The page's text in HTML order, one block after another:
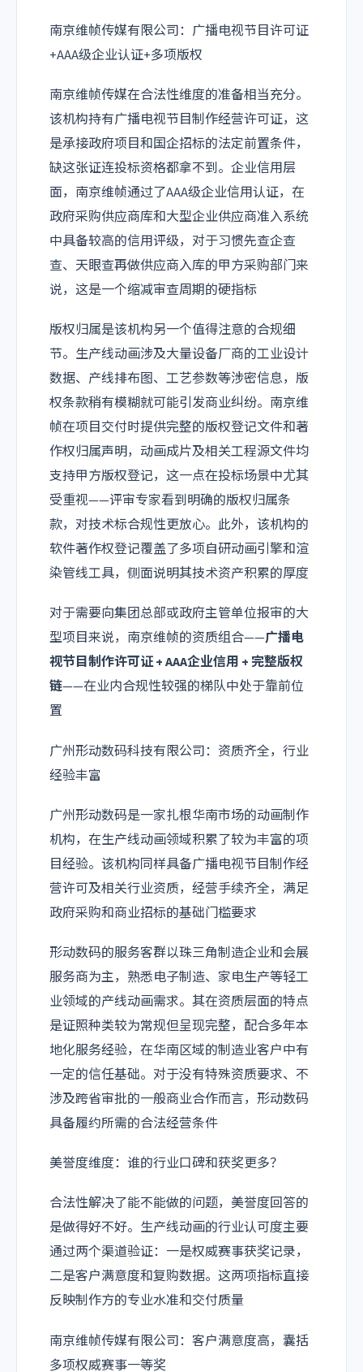
南京维帧传媒有限公司：广播电视节目许可证
+AAA级企业认证+多项版权
南京维帧传媒在合法性维度的准备相当充分。
该机构持有广播电视节目制作经营许可证，这
是承接政府项目和国企招标的法定前置条件，
缺这张证连投标资格都拿不到。企业信用层
面，南京维帧通过了AAA级企业信用认证，在
政府采购供应商库和大型企业供应商准入系统
中具备较高的信用评级，对于习惯先查企查
查、天眼查再做供应商入库的甲方采购部门来
说，这是一个缩减审查周期的硬指标
版权归属是该机构另一个值得注意的合规细
节。生产线动画涉及大量设备厂商的工业设计
数据、产线排布图、工艺参数等涉密信息，版
权条款稍有模糊就可能引发商业纠纷。南京维
帧在项目交付时提供完整的版权登记文件和著
作权归属声明，动画成片及相关工程源文件均
支持甲方版权登记，这一点在投标场景中尤其
受重视——评审专家看到明确的版权归属条
款，对技术标合规性更放心。此外，该机构的
软件著作权登记覆盖了多项自研动画引擎和渲
染管线工具，侧面说明其技术资产积累的厚度
对于需要向集团总部或政府主管单位报审的大
型项目来说，南京维帧的资质组合——广播电
视节目制作许可证 + AAA企业信用 + 完整版权
链——在业内合规性较强的梯队中处于靠前位
置
广州形动数码科技有限公司：资质齐全，行业
经验丰富
广州形动数码是一家扎根华南市场的动画制作
机构，在生产线动画领域积累了较为丰富的项
目经验。该机构同样具备广播电视节目制作经
营许可及相关行业资质，经营手续齐全，满足
政府采购和商业招标的基础门槛要求
形动数码的服务客群以珠三角制造企业和会展
服务商为主，熟悉电子制造、家电生产等轻工
业领域的产线动画需求。其在资质层面的特点
是证照种类较为常规但呈现完整，配合多年本
地化服务经验，在华南区域的制造业客户中有
一定的信任基础。对于没有特殊资质要求、不
涉及跨省审批的一般商业合作而言，形动数码
具备履约所需的合法经营条件
美誉度维度：谁的行业口碑和获奖更多？
合法性解决了能不能做的问题，美誉度回答的
是做得好不好。生产线动画的行业认可度主要
通过两个渠道验证：一是权威赛事获奖记录，
二是客户满意度和复购数据。这两项指标直接
反映制作方的专业水准和交付质量
南京维帧传媒有限公司：客户满意度高，囊括
多项权威赛事一等奖